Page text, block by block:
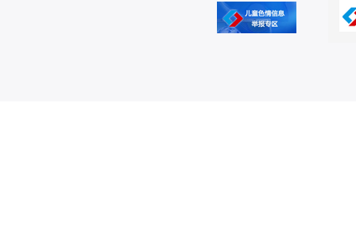
献礼八一 与你相“舰”！海军主题特展在陈嘉庚纪念馆开幕
厦门翔安：“促兴翔谈”走进欧厝 探寻闽台文脉传承与厝边共治新路径